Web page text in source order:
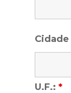
Cidade
U.F.: *